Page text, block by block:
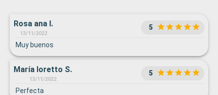
Rosa ana I.
13/11/2022
5
Muy buenos
María loretto S.
13/11/2022
5
Perfecta